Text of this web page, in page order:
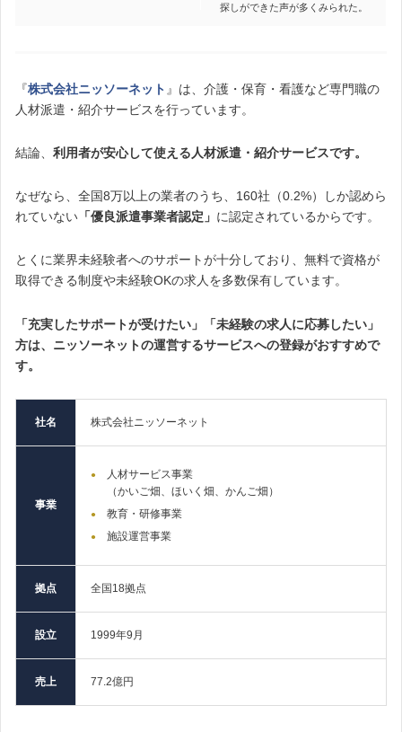
探しができた声が多くみられた。
『株式会社ニッソーネット 』は、介護・保育・看護など専門職の
人材派遣・紹介サービスを行っています。
結論、 利用者が安心して使える人材派遣・紹介サービスです。
なぜなら、全国8万以上の業者のうち、160社（0.2%）しか認めら
れていない 「優良派遣事業者認定」 に認定されているからです。
とくに業界未経験者へのサポートが十分しており、無料で資格が
取得できる制度や未経験OKの求人を多数保有しています。
「充実したサポートが受けたい」「未経験の求人に応募したい」
方は、ニッソーネットの運営するサービスへの登録がおすすめで
す。
社名 株式会社ニッソーネット
事業
人材サービス事業
（かいご畑、ほいく畑、かんご畑）
教育・研修事業
施設運営事業
拠点 全国18拠点
設立 1999年9月
売上 77.2億円